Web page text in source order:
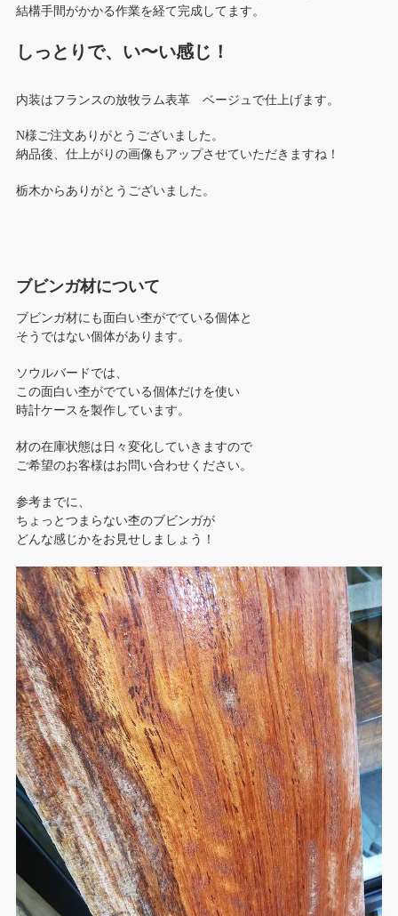
結構手間がかかる作業を経て完成してます。
しっとりで、い〜い感じ！
内装はフランスの放牧ラム表革 ベージュで仕上げます。
N様ご注文ありがとうございました。
納品後、仕上がりの画像もアップさせていただきますね！
栃木からありがとうございました。
ブビンガ材について
ブビンガ材にも面白い杢がでている個体と
そうではない個体があります。
ソウルバードでは、
この面白い杢がでている個体だけを使い
時計ケースを製作しています。
材の在庫状態は日々変化していきますので
ご希望のお客様はお問い合わせください。
参考までに、
ちょっとつまらない杢のブビンガが
どんな感じかをお見せしましょう！